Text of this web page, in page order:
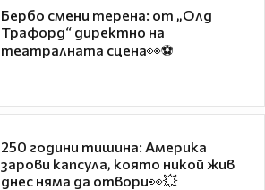
Бербо смени терена: от „Олд
Трафорд“ директно на
театралната сцена👀⚽
250 години тишина: Америка
зарови капсула, която никой жив
днес няма да отвори👀💥